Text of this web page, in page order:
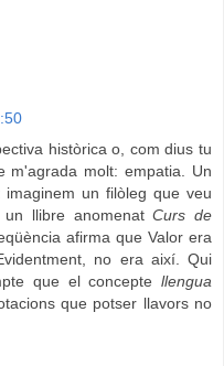
històrica o, com dius tu
m'agrada molt: empatia. Un
un filòleg que veu
un llibre anomenatCurs de
afirma que Valor era
no era així. Qui
que el concepte llengua
que potser llavors no